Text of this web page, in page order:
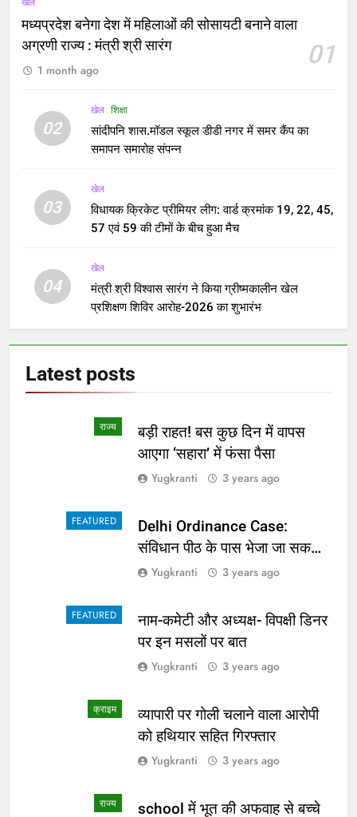
मध्यप्रदेश बनेगा देश में महिलाओं की सोसायटी बनाने वाला
अग्रणी राज्य : मंत्री श्री सारंग
01
1 month ago
02
खेल शिक्षा
सांदीपनि शास.मॉडल स्कूल डीडी नगर में समर कैंप का
समापन समारोह संपन्न
03
खेल
विधायक क्रिकेट प्रीमियर लीग: वार्ड क्रमांक 19, 22, 45,
57 एवं 59 की टीमों के बीच हुआ मैच
04
खेल
मंत्री श्री विश्वास सारंग ने किया ग्रीष्मकालीन खेल
प्रशिक्षण शिविर आरोह-2026 का शुभारंभ
Latest posts
राज्य
बड़ी राहत! बस कुछ दिन में वापस
आएगा ‘सहारा’ में फंसा पैसा
Yugkranti 3 years ago
FEATURED
Delhi Ordinance Case:
संविधान पीठ के पास भेजा जा सकता
है अध्यादेश का मामला
Yugkranti 3 years ago
FEATURED
नाम-कमेटी और अध्यक्ष- विपक्षी डिनर
पर इन मसलों पर बात
Yugkranti 3 years ago
क्राइम
व्यापारी पर गोली चलाने वाला आरोपी
को हथियार सहित गिरफ्तार
Yugkranti 3 years ago
राज्य school में भूत की अफवाह से बच्चे